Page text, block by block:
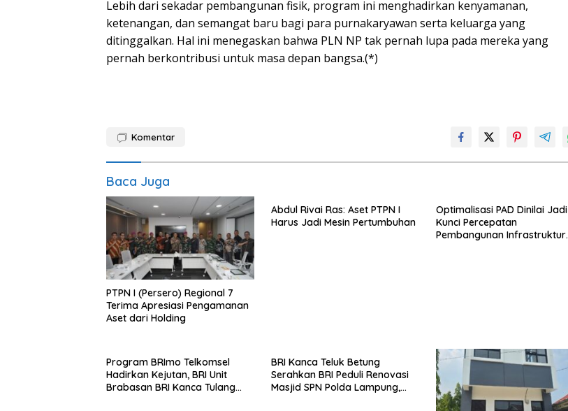
Lebih dari sekadar pembangunan fisik, program ini menghadirkan kenyamanan,
ketenangan, dan semangat baru bagi para purnakaryawan serta keluarga yang
ditinggalkan. Hal ini menegaskan bahwa PLN NP tak pernah lupa pada mereka yang
pernah berkontribusi untuk masa depan bangsa.(*)
Komentar
Baca Juga
PTPN I (Persero) Regional 7
Terima Apresiasi Pengamanan
Aset dari Holding
Abdul Rivai Ras: Aset PTPN I
Harus Jadi Mesin Pertumbuhan
Optimalisasi PAD Dinilai Jadi
Kunci Percepatan
Pembangunan Infrastruktur
Program BRImo Telkomsel
Hadirkan Kejutan, BRI Unit
Brabasan BRI Kanca Tulang
BRI Kanca Teluk Betung
Serahkan BRI Peduli Renovasi
Masjid SPN Polda Lampung,